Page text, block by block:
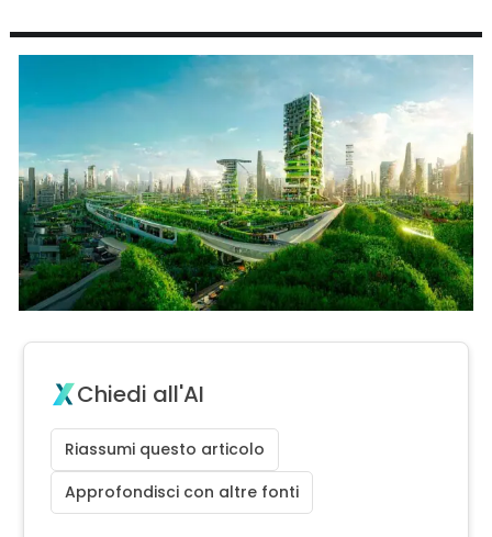
Chiedi all'AI
Riassumi questo articolo
Approfondisci con altre fonti